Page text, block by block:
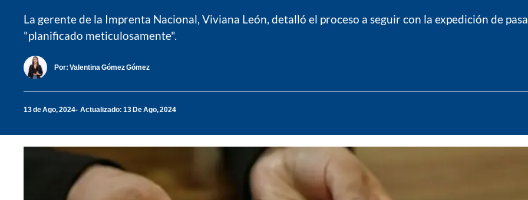
La gerente de la Imprenta Nacional, Viviana León, detalló el proceso a seguir con la expedición de
"planificado meticulosamente".
Por: Valentina Gómez Gómez
13 de Ago, 2024 Actualizado: 13 De Ago, 2024